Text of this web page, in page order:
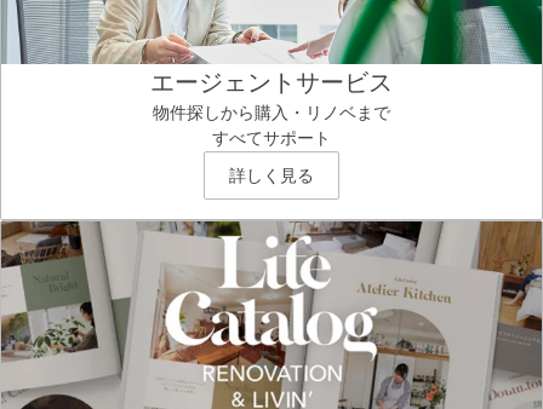
エージェントサービス
物件探しから購入・リノベまで
すべてサポート
詳しく見る